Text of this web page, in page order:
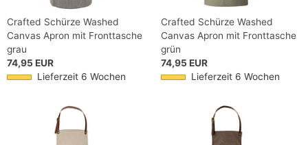
Crafted Schürze Washed
Canvas Apron mit Fronttasche
grau
74,95 EUR
Lieferzeit 6 Wochen
Crafted Schürze Washed
Canvas Apron mit Fronttasche
grün
74,95 EUR
Lieferzeit 6 Wochen